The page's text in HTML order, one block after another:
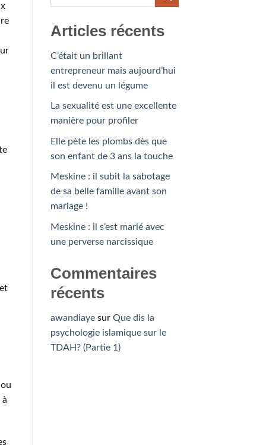
Articles récents
C’était un brillant
entrepreneur mais aujourd’hui
il est devenu un légume
La sexualité est une excellente
manière pour profiler
Elle pète les plombs dès que
son enfant de 3 ans la touche
Meskine : il subit la sabotage
de sa belle famille avant son
mariage !
Meskine : il s’est marié avec
une perverse narcissique
Commentaires
récents
awandiayesur Que dis la
psychologie islamique sur le
TDAH? (Partie 1)